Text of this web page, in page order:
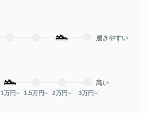
履きやすい
1万円~ 1.5万円~ 2万円~ 3万円~
高い